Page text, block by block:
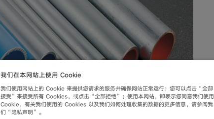
我们在本网站上使用 Cookie
我们使用网站上的 Cookie 来提供您请求的服务并确保网站正常运行；您可以点击“全部
接受”来接受所有 Cookies，或点击“全部拒绝”；使用本网站，即表示您同意我们使用
Cookie，有关我们使用的 Cookies 以及我们如何处理收集的数据的更多信息，请参阅我
们“隐私声明”。